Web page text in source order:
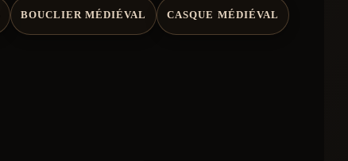
BOUCLIER MÉDIÉVAL CASQUE MÉDIÉVAL